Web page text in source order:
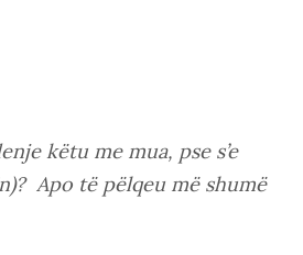
këtu me mua, pse s’e
Apo të pëlqeu më shumë